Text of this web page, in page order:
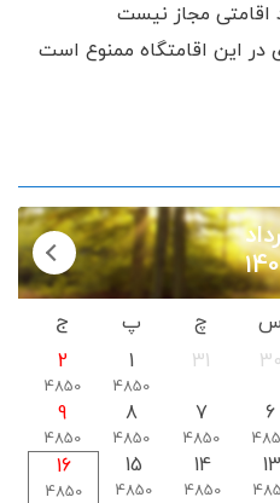
ایرانی
اقامتی مجاز نیست
در این اقامتگاه ممنوع است
س چ پ
ج
30
31
1
4850
2
4850
6
7
4850
8
4850
9
4850
13
14
4850
15
4850
16
4850